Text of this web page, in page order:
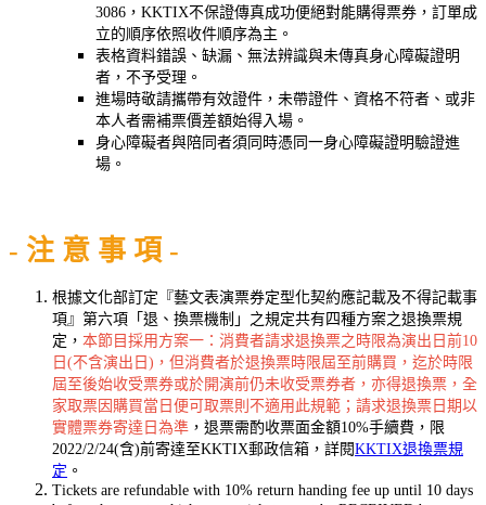
3086，KKTIX不保證傳真成功便絕對能購得票券，訂單成
立的順序依照收件順序為主。
表格資料錯誤、缺漏、無法辨識與未傳真身心障礙證明
者，不予受理。
進場時敬請攜帶有效證件，未帶證件、資格不符者、或非
本人者需補票價差額始得入場。
身心障礙者與陪同者須同時憑同一身心障礙證明驗證進
場。
- 注 意 事 項 -
根據文化部訂定『藝文表演票券定型化契約應記載及不得記載事
項』第六項「退、換票機制」之規定共有四種方案之退換票規
定， 本節目採用方案一：消費者請求退換票之時限為演出日前10
日(不含演出日)，但消費者於退換票時限屆至前購買，迄於時限
屆至後始收受票券或於開演前仍未收受票券者，亦得退換票，全
家取票因購買當日便可取票則不適用此規範；請求退換票日期以
實體票券寄達日為準 ，退票需酌收票面金額10%手續費，限
2022/2/24(含)前寄達至KKTIX郵政信箱，詳閱KKTIX退換票規
定 。
Tickets are refundable with 10% return handing fee up until 10 days